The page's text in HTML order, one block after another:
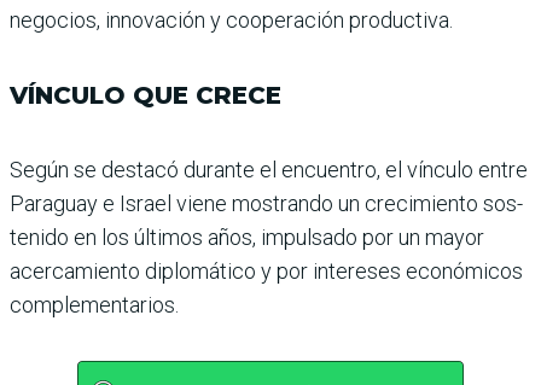
nego­cios, innovación y cooperación productiva.
VÍNCULO QUE CRECE
Según se destacó durante el encuentro, el vínculo entre
Paraguay e Israel viene mos­trando un crecimiento sos­
tenido en los últimos años, impulsado por un mayor
acer­camiento diplomático y por intereses económicos
com­plementarios.